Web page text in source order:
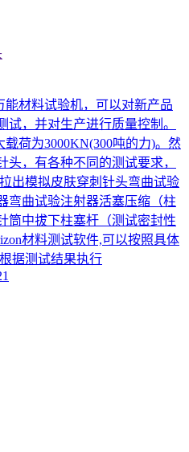
能材料试验机，可以对新产品
试，并对生产进行质量控制。
载荷为3000KN(300吨的力)。然
头，有各种不同的测试要求，
出模拟皮肤穿刺针头弯曲试验
弯曲试验注射器活塞压缩（柱
筒中拔下柱塞杆（测试密封性
材料测试软件,可以按照具体
据测试结果执行